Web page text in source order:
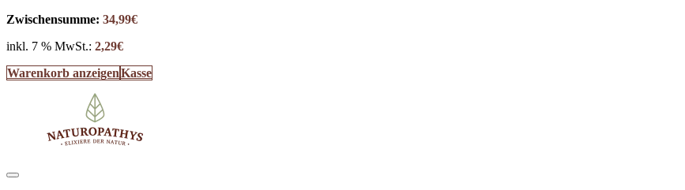
Zwischensumme: 34,99€
inkl. 7 % MwSt.: 2,29€
Warenkorb anzeigenKasse